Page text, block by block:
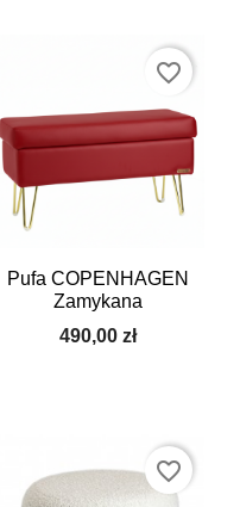
Pufa COPENHAGEN
Zamykana
490,00 zł
favorite_border
favorite_border